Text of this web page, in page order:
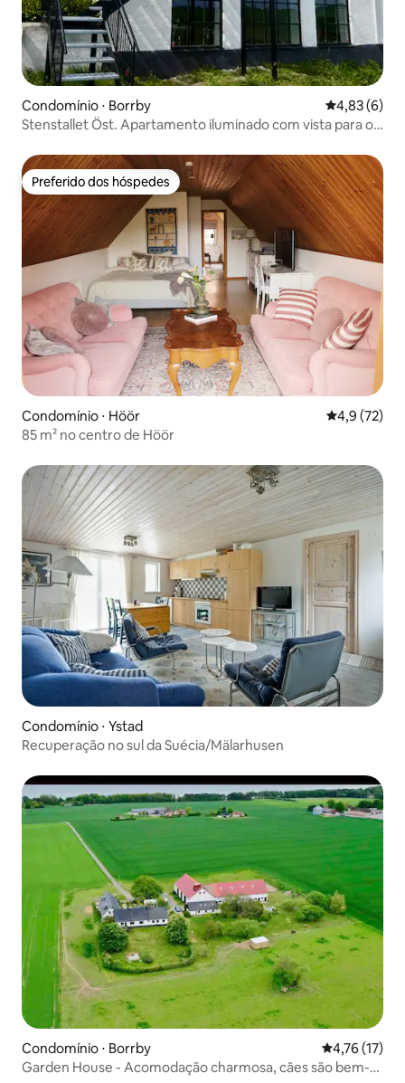
Condomínio ⋅ Borrby 4,83 de uma
4,83 (6)
Stenstallet Öst. Apartamento iluminado com vista para o
Preferido dos hóspedes
Preferido dos hóspedes
Condomínio ⋅ Höör 4,9 de uma
4,9 (72)
85 m² no centro de Höör
Condomínio ⋅ Ystad
Recuperação no sul da Suécia/Mälarhusen
Condomínio ⋅ Borrby 4,76 de uma
4,76 (17)
Garden House - Acomodação charmosa, cães são bem-